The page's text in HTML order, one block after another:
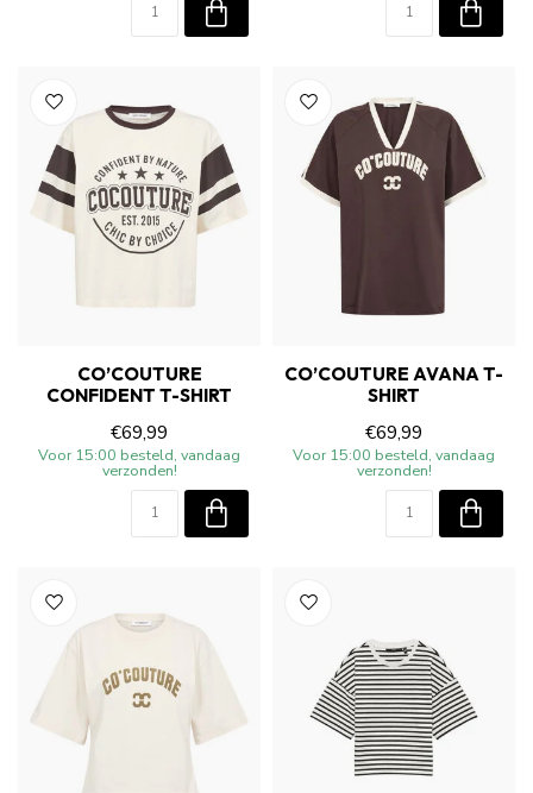
CO’COUTURE
CONFIDENT T-SHIRT
€69,99
Voor 15:00 besteld, vandaag
verzonden!
CO’COUTURE AVANA T-
SHIRT
€69,99
Voor 15:00 besteld, vandaag
verzonden!